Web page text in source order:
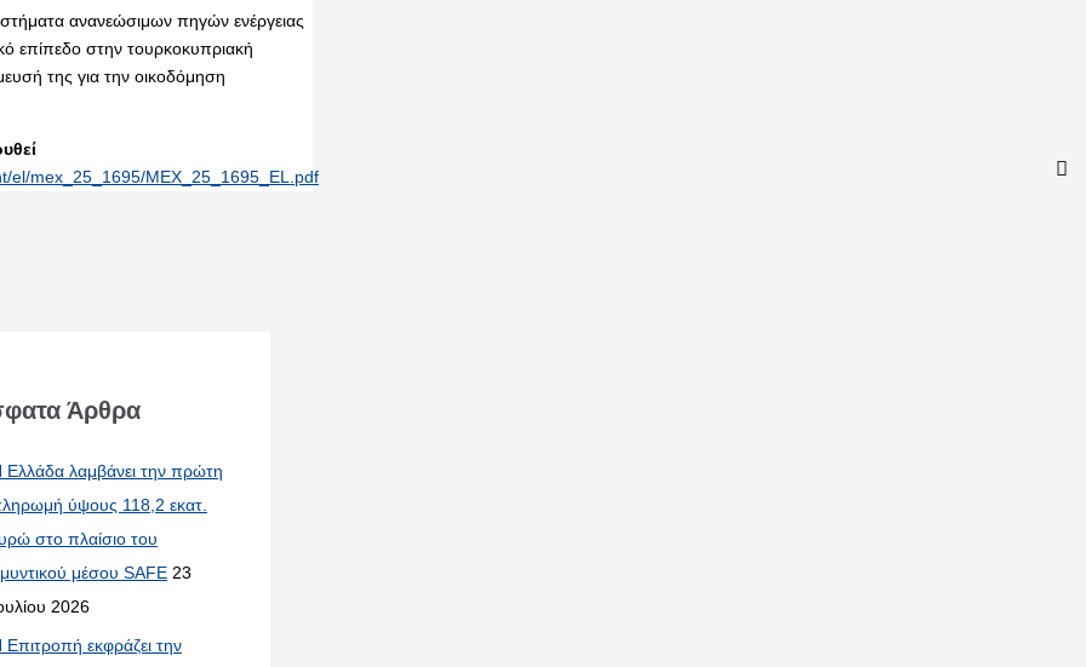
ανανεώσιμων πηγών ενέργειας
επίπεδο στην τουρκοκυπριακή
της για την οικοδόμηση
el/mex_25_1695/MEX_25_1695_EL.pdf
Άρθρα
Ελλάδα λαμβάνει την πρώτη
ύψους 118,2 εκατ.
στο πλαίσιο του
μέσου SAFE 23
2026
Επιτροπή εκφράζει την